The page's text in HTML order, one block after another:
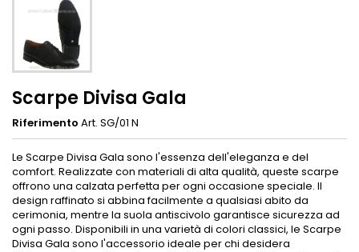
Scarpe Divisa Gala
Riferimento Art. SG/01 N
Le Scarpe Divisa Gala sono l'essenza dell'eleganza e del
comfort. Realizzate con materiali di alta qualità, queste scarpe
offrono una calzata perfetta per ogni occasione speciale. Il
design raffinato si abbina facilmente a qualsiasi abito da
cerimonia, mentre la suola antiscivolo garantisce sicurezza ad
ogni passo. Disponibili in una varietà di colori classici, le Scarpe
Divisa Gala sono l'accessorio ideale per chi desidera